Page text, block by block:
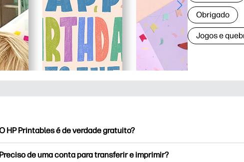
Obrigado
Jogos e
HP Printables é de verdade gratuito?
Preciso de uma conta para transferir e imprimir?